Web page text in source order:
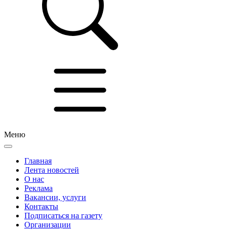
Меню
Главная
Лента новостей
О нас
Реклама
Вакансии, услуги
Контакты
Подписаться на газету
Организации